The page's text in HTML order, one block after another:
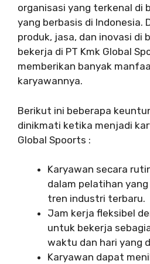
organisasi yang terkenal di
yang berbasis di Indonesia.
produk, jasa, dan inovasi di
bekerja di PT Kmk Global
memberikan banyak
karyawannya.
Berikut ini beberapa
dinikmati ketika menjadi
Global Spoorts :
Karyawan secara
dalam pelatihan
tren industri terbaru.
Jam kerja fleksibel
untuk bekerja
waktu dan hari yang
Karyawan dapat